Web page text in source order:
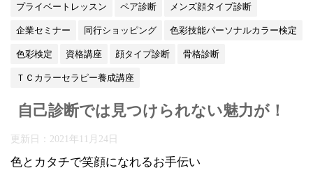
プライベートレッスン
ペア診断
メンズ顔タイプ診断
企業セミナー
同行ショッピング
色彩技能パーソナルカラー検定
色彩検定
資格講座 顔タイプ診断
骨格診断
ＴＣカラーセラピー養成講座
自己診断では見つけられない魅力が！
更新日： 2021年11月24日
色とカタチで笑顔になれるお手伝い